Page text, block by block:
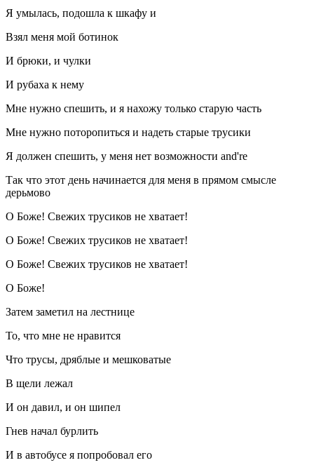
Я умылась, подошла к шкафу и
Взял меня мой ботинок
И брюки, и чулки
И рубаха к нему
Мне нужно спешить, и я нахожу только старую часть
Мне нужно поторопиться и надеть старые трусики
Я должен спешить, у меня нет возможности and're
Так что этот день начинается для меня в прямом смысле
дерьмово
О Боже! Свежих трусиков не хватает!
О Боже! Свежих трусиков не хватает!
О Боже! Свежих трусиков не хватает!
О Боже!
Затем заметил на лестнице
То, что мне не нравится
Что трусы, дряблые и мешковатые
В щели лежал
И он давил, и он шипел
Гнев начал бурлить
И в автобусе я попробовал его